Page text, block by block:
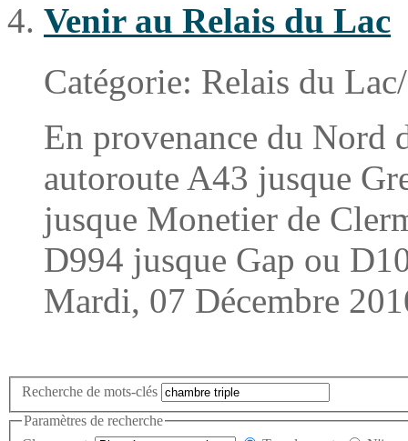
Venir au Relais du Lac
Catégorie: Relais du
En provenance du Nord
autoroute A43 jusque
jusque Monetier de
D994 jusque Gap ou
Mardi, 07 Décembre
Recherche de mots-clés
Paramètres de recherche